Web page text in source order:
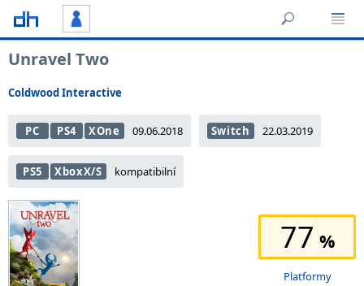
Unravel Two
Coldwood Interactive
PC PS4 XOne 09.06.2018 Switch 22.03.2019
PS5 XboxX/S kompatibilní
77
Platformy